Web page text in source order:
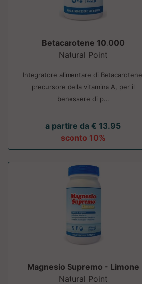
Betacarotene 10.000
Natural Point
Integratore alimentare di Betacarotene,
precursore della vitamina A, per il
benessere di p...
a partire da € 13.95
sconto 10%
Magnesio Supremo - Limone
Natural Point